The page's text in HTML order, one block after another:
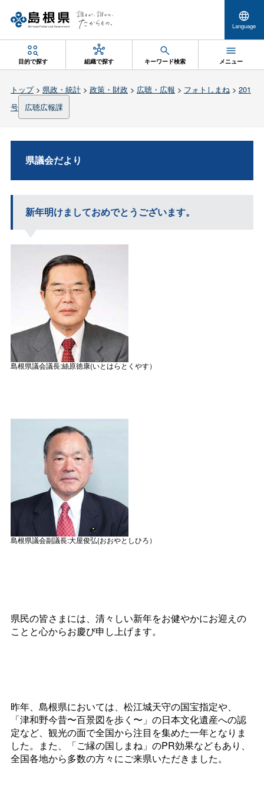
Language
目的で探す 組織で探す キーワード検索 メニュー
トップ> 県政・統計> 政策・財政 > 広聴・広報 > フォトしまね> 201
号
広聴広報課
県議会だより
新年明けましておめでとうございます。
島根県議会議長:絲原徳康(いとはらとくやす）
島根県議会副議長:大屋俊弘(おおやとしひろ）
県民の皆さまには、清々しい新年をお健やかにお迎えの
ことと心からお慶び申し上げます。
昨年、島根県においては、松江城天守の国宝指定や、
「津和野今昔〜百景図を歩く〜」の日本文化遺産への認
定など、観光の面で全国から注目を集めた一年となりま
した。また、「ご縁の国しまね」のPR効果などもあり、
全国各地から多数の方々にご来県いただきました。